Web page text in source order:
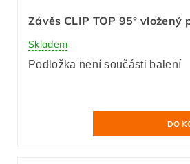
Závěs CLIP TOP 95° vložený
Skladem
Podložka není součásti balení